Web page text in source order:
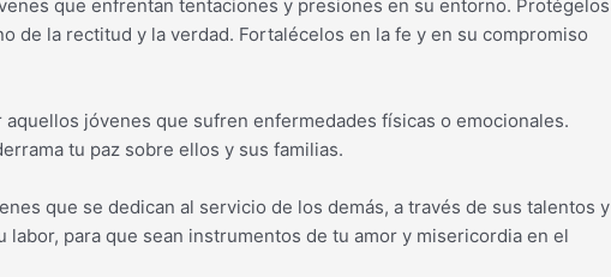
que enfrentan tentaciones y presiones en su entorno. Protégelos
de la rectitud y la verdad. Fortalécelos en la fe y en su compromiso
jóvenes que sufren enfermedades físicas o emocionales.
tu paz sobre ellos y sus familias.
que se dedican al servicio de los demás, a través de sus talentos y
para que sean instrumentos de tu amor y misericordia en el